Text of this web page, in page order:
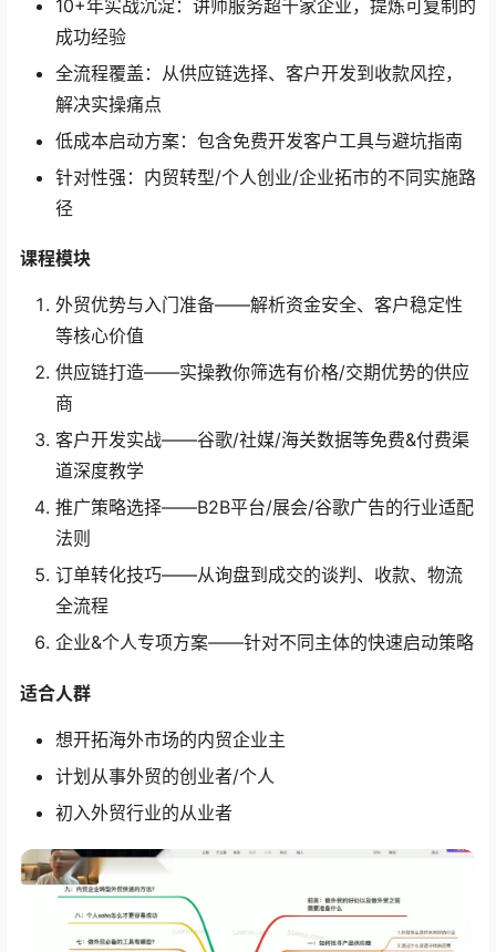
10+年实战沉淀：讲师服务超千家企业，提炼可复制的
成功经验
全流程覆盖：从供应链选择、客户开发到收款风控，
解决实操痛点
低成本启动方案：包含免费开发客户工具与避坑指南
针对性强：内贸转型/个人创业/企业拓市的不同实施路
径
课程模块
外贸优势与入门准备——解析资金安全、客户稳定性
等核心价值
供应链打造——实操教你筛选有价格/交期优势的供应
商
客户开发实战——谷歌/社媒/海关数据等免费&付费渠
道深度教学
推广策略选择——B2B平台/展会/谷歌广告的行业适配
法则
订单转化技巧——从询盘到成交的谈判、收款、物流
全流程
企业&个人专项方案——针对不同主体的快速启动策略
适合人群
想开拓海外市场的内贸企业主
计划从事外贸的创业者/个人
初入外贸行业的从业者